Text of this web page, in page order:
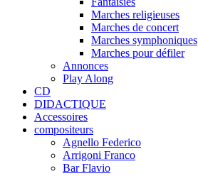
Marches religieuses
Marches de concert
Marches symphoniques
Marches pour défiler
Annonces
Play Along
CD
DIDACTIQUE
Accessoires
compositeurs
Agnello Federico
Arrigoni Franco
Bar Flavio